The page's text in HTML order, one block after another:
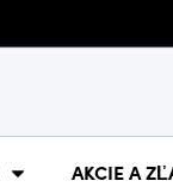
AKCIE A